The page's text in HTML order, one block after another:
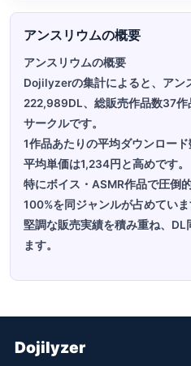
アンスリウムの概要
アンスリウムの概要
Dojilyzerの集計によると、アン
222,989DL、総販売作品数37
サークルです。
1作品あたりの平均ダウンロー
平均単価は1,234円と高めです。
特にボイス・ASMR作品で圧倒
100%を同ジャンルが占めていま
堅調な販売実績を積み重ね、
ます。
Dojilyzer